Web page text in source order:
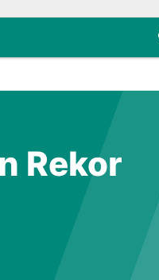
Rekor